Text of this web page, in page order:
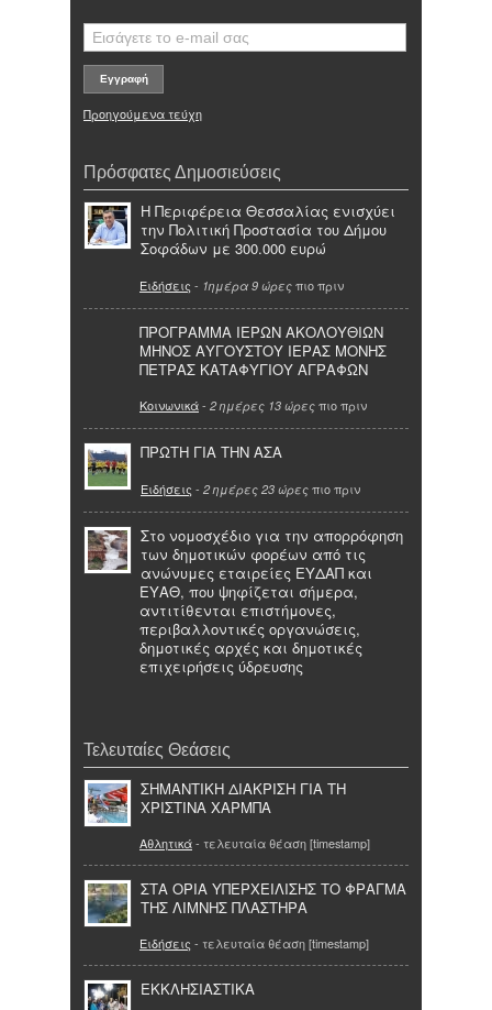
Προηγούμενα τεύχη
Πρόσφατες Δημοσιεύσεις
Η Περιφέρεια Θεσσαλίας ενισχύει
την Πολιτική Προστασία του Δήμου
Σοφάδων με 300.000 ευρώ
Ειδήσεις - 1ημέρα 9 ώρες πιο πριν
ΠΡΟΓΡΑΜΜΑ ΙΕΡΩΝ ΑΚΟΛΟΥΘΙΩΝ
ΜΗΝΟΣ ΑΥΓΟΥΣΤΟΥ ΙΕΡΑΣ ΜΟΝΗΣ
ΠΕΤΡΑΣ ΚΑΤΑΦΥΓΙΟΥ ΑΓΡΑΦΩΝ
Κοινωνικά- 2 ημέρες 13 ώρες πιο πριν
ΠΡΩΤΗ ΓΙΑ ΤΗΝ ΑΣΑ
Ειδήσεις - 2 ημέρες 23 ώρες πιο πριν
Στο νομοσχέδιο για την απορρόφηση
των δημοτικών φορέων από τις
ανώνυμες εταιρείες ΕΥΔΑΠ και
ΕΥΑΘ, που ψηφίζεται σήμερα,
αντιτίθενται επιστήμονες,
περιβαλλοντικές οργανώσεις,
δημοτικές αρχές και δημοτικές
επιχειρήσεις ύδρευσης
Τελευταίες Θεάσεις
ΣΗΜΑΝΤΙΚΗ ΔΙΑΚΡΙΣΗ ΓΙΑ ΤΗ
ΧΡΙΣΤΙΝΑ ΧΑΡΜΠΑ
Αθλητικά- τελευταία θέαση [timestamp]
ΣΤΑ ΟΡΙΑ ΥΠΕΡΧΕΙΛΙΣΗΣ ΤΟ ΦΡΑΓΜΑ
ΤΗΣ ΛΙΜΝΗΣ ΠΛΑΣΤΗΡΑ
Ειδήσεις - τελευταία θέαση [timestamp]
ΕΚΚΛΗΣΙΑΣΤΙΚΑ